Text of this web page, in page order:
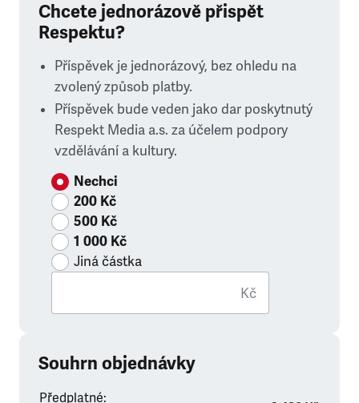
Chcete jednorázově přispět
Respektu?
Příspěvek je jednorázový, bez ohledu na
zvolený způsob platby.
Příspěvek bude veden jako dar poskytnutý
Respekt Media a.s. za účelem podpory
vzdělávání a kultury.
Nechci
200 Kč
500 Kč
1 000 Kč
Jiná částka
Kč
Souhrn objednávky
Předplatné: